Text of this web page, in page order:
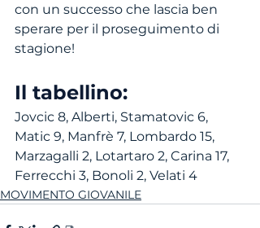
con un successo che lascia ben
sperare per il proseguimento di
stagione!
Il tabellino:
Jovcic 8, Alberti, Stamatovic 6,
Matic 9, Manfrè 7, Lombardo 15,
Marzagalli 2, Lotartaro 2, Carina 17,
Ferrecchi 3, Bonoli 2, Velati 4
MOVIMENTO GIOVANILE